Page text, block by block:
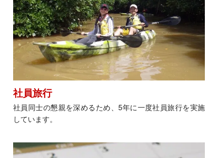
社員旅行
社員同士の懇親を深めるため、5年に一度社員旅行を実施
しています。